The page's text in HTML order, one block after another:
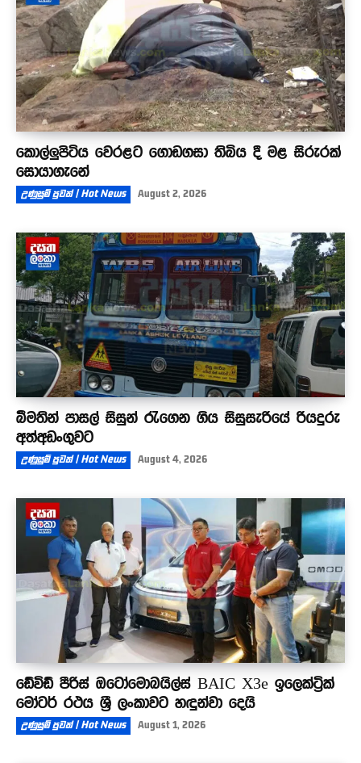
කොල්ලුපිටිය වෙරළට ගොඩගසා තිබිය දී මළ සිරුරක්
සොයාගැනේ
උණුසුම් පුවත් | Hot News August 2, 2026
බීමතින් පාසල් සිසුන් රැගෙන ගිය සිසුසැරියේ රියදුරු
අත්අඩංගුවට
උණුසුම් පුවත් | Hot News August 4, 2026
ඩේවිඩ් පීරිස් ඔටෝමොබයිල්ස් BAIC X3e ඉලෙක්ට්‍රික්
මෝටර් රථය ශ්‍රී ලංකාවට හඳුන්වා දෙයි
උණුසුම් පුවත් | Hot News August 1, 2026